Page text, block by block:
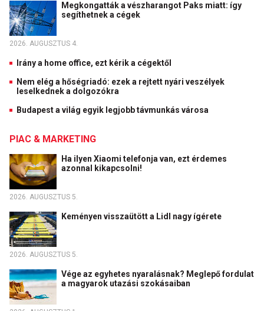
Megkongatták a vészharangot Paks miatt: így
segíthetnek a cégek
2026. AUGUSZTUS 4.
Irány a home office, ezt kérik a cégektől
Nem elég a hőségriadó: ezek a rejtett nyári veszélyek
leselkednek a dolgozókra
Budapest a világ egyik legjobb távmunkás városa
PIAC & MARKETING
Ha ilyen Xiaomi telefonja van, ezt érdemes
azonnal kikapcsolni!
2026. AUGUSZTUS 5.
Keményen visszaütött a Lidl nagy ígérete
2026. AUGUSZTUS 5.
Vége az egyhetes nyaralásnak? Meglepő fordulat
a magyarok utazási szokásaiban